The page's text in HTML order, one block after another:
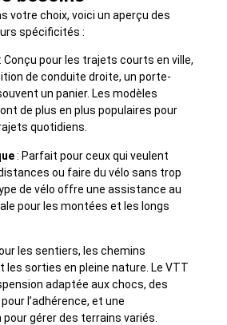
votre choix, voici un aperçu des
spécificités :
: Conçu pour les trajets courts en ville,
de conduite droite, un porte-
un panier. Les modèles
de plus en plus populaires pour
quotidiens.
: Parfait pour ceux qui veulent
ou faire du vélo sans trop
de vélo offre une assistance au
pour les montées et les longs
les sentiers, les chemins
les sorties en pleine nature. Le VTT
adaptée aux chocs, des
l’adhérence, et une
gérer des terrains variés.